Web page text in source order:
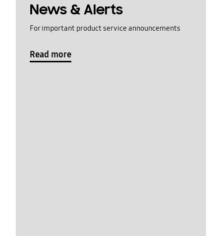
News & Alerts
For important product service announcements
Read more